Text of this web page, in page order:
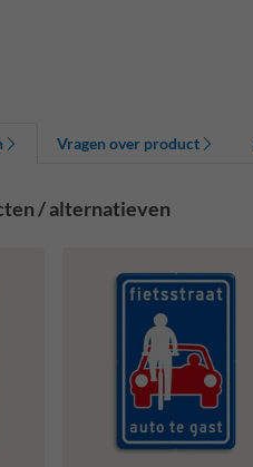
Vragen over product
/ alternatieven